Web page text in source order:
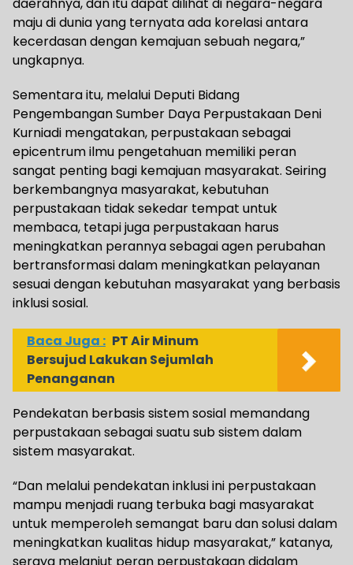
daerahnya, dan itu dapat dilihat di negara-negara
maju di dunia yang ternyata ada korelasi antara
kecerdasan dengan kemajuan sebuah negara,”
ungkapnya.
Sementara itu, melalui Deputi Bidang
Pengembangan Sumber Daya Perpustakaan Deni
Kurniadi mengatakan, perpustakaan sebagai
epicentrum ilmu pengetahuan memiliki peran
sangat penting bagi kemajuan masyarakat. Seiring
berkembangnya masyarakat, kebutuhan
perpustakaan tidak sekedar tempat untuk
membaca, tetapi juga perpustakaan harus
meningkatkan perannya sebagai agen perubahan
bertransformasi dalam meningkatkan pelayanan
sesuai dengan kebutuhan masyarakat yang berbasis
inklusi sosial.
Baca Juga : PT Air Minum
Bersujud Lakukan Sejumlah
Penanganan
Pendekatan berbasis sistem sosial memandang
perpustakaan sebagai suatu sub sistem dalam
sistem masyarakat.
“Dan melalui pendekatan inklusi ini perpustakaan
mampu menjadi ruang terbuka bagi masyarakat
untuk memperoleh semangat baru dan solusi dalam
meningkatkan kualitas hidup masyarakat,” katanya,